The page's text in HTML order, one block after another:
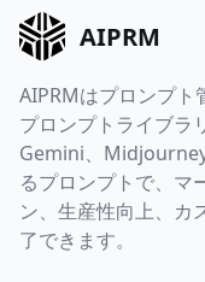
AIPRM
AIPRMはプロンプト
プロンプトライブラ
Gemini、
るプロンプトで、マ
ン、生産性向上、カ
了できます。